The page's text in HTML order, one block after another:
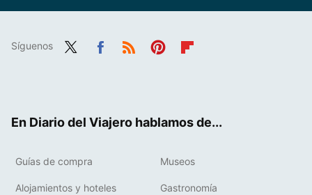
Síguenos
En Diario del Viajero hablamos de...
Guías de compra Museos
Alojamientos y hoteles Gastronomía